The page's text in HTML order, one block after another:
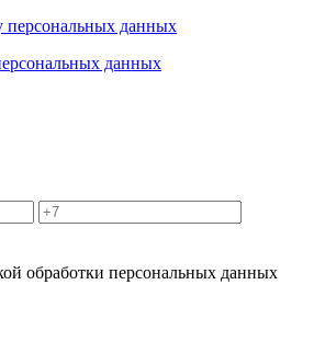
персональных данных
данных
обработки персональных данных